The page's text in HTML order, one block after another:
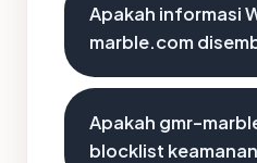
Apakah informasi
marble.com
Apakah gmr-
blocklist